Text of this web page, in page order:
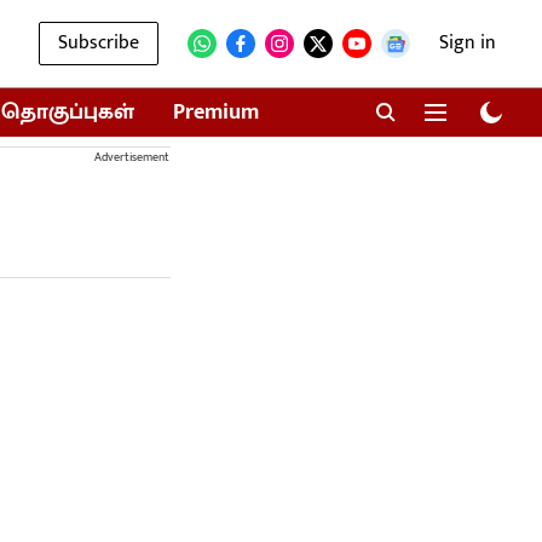
Subscribe Sign in
தொகுப்புகள் Premium
Advertisement